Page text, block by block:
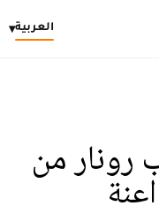
العربية▾
رونار من